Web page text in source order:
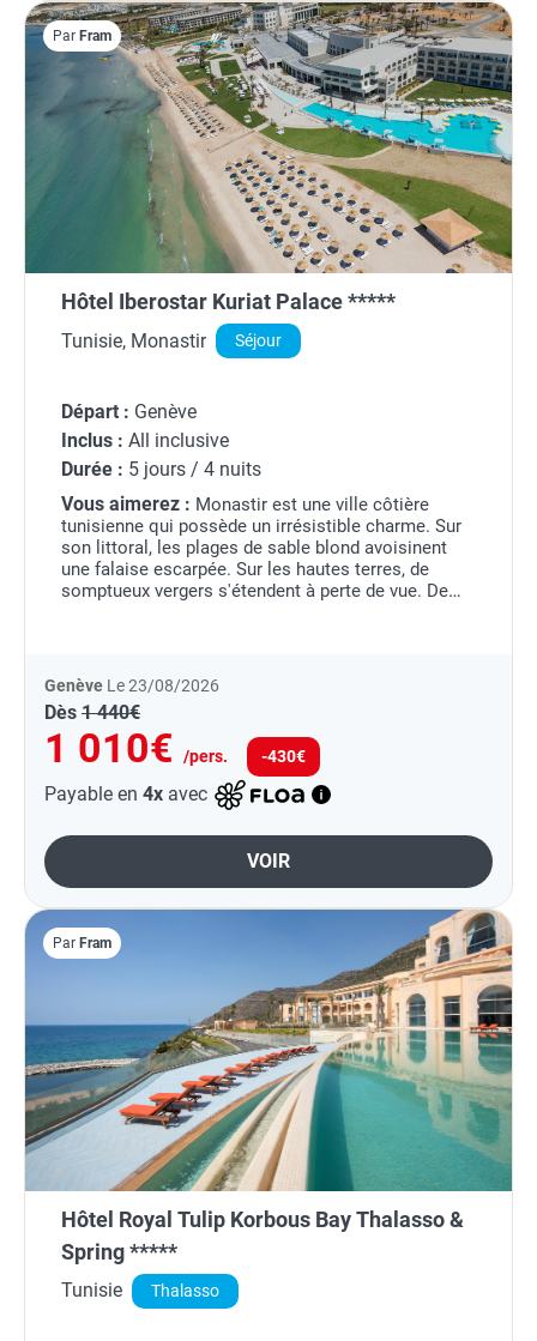
Par Fram
Hôtel Iberostar Kuriat Palace *****
Tunisie, Monastir Séjour
Départ : Genève
Inclus : All inclusive
Durée : 5 jours / 4 nuits
Vous aimerez : Monastir est une ville côtière
tunisienne qui possède un irrésistible charme. Sur
son littoral, les plages de sable blond avoisinent
une falaise escarpée. Sur les hautes terres, de
somptueux vergers s'étendent à perte de vue. De
Genève Le 23/08/2026
Dès 1 440€
1 010€ /pers. -430€
Payable en 4x avec
VOIR
Par Fram
Hôtel Royal Tulip Korbous Bay Thalasso &
Spring *****
Tunisie Thalasso